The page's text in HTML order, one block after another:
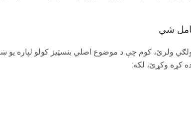
شي
ولرئ، کوم چې د موضوع اصلي بنسټیز کولو لپاره یو ښه
کړه وکړئ، لکه: